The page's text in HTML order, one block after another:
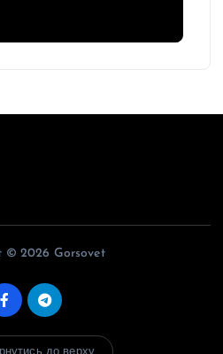
© 2026 Gorsovet